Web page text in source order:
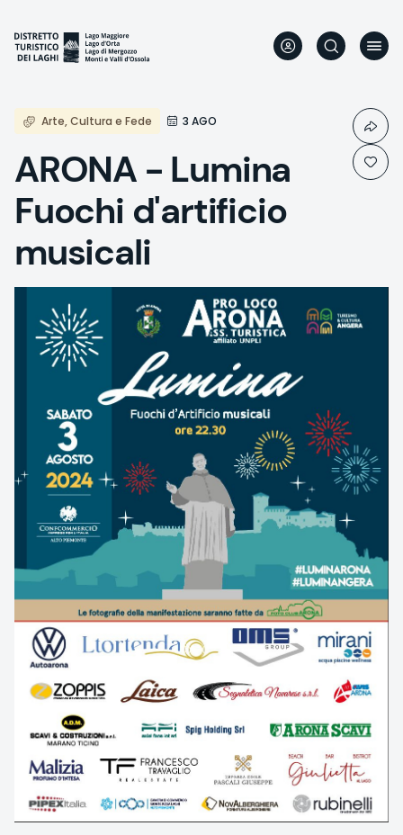
Inhalt
Arte, Cultura e Fede 3 AGO
ARONA - Lumina
Fuochi d'artificio
musicali